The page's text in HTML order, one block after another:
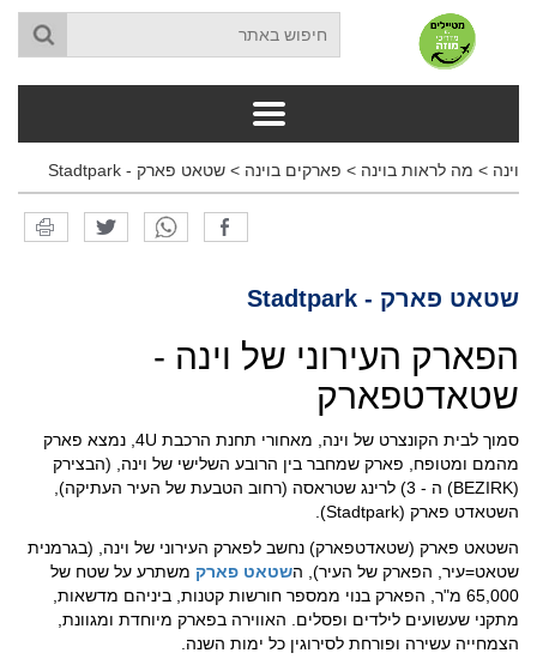
וינה > מה לראות בוינה > פארקים בוינה > שטאט פארק - Stadtpark
שטאט פארק - Stadtpark
הפארק העירוני של וינה -
שטאדטפארק
סמוך לבית הקונצרט של וינה, מאחורי תחנת הרכבת 4U, נמצא פארק
מהמם ומטופח, פארק שמחבר בין הרובע השלישי של וינה, (הבצירק
(BEZIRK) ה - 3) לרינג שטראסה (רחוב הטבעת של העיר העתיקה),
השטאדט פארק (Stadtpark).
השטאט פארק (שטאדטפארק) נחשב לפארק העירוני של וינה, (בגרמנית
שטאט=עיר, הפארק של העיר), השטאט פארק משתרע על שטח של
65,000 מ"ר, הפארק בנוי ממספר חורשות קטנות, ביניהם מדשאות,
מתקני שעשועים לילדים ופסלים. האווירה בפארק מיוחדת ומגוונת,
הצמחייה עשירה ופורחת לסירוגין כל ימות השנה.